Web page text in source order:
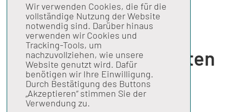
Entwicklung eines
Konzepts zur
zielgruppenorientierten
Aufbereitung und
Darstellung von
Wir verwenden Cookies, die für die
vollständige Nutzung der Website
notwendig sind. Darüber hinaus
verwenden wir Cookies und
Tracking-Tools, um
nachzuvollziehen, wie unsere
Website genutzt wird. Dafür
benötigen wir Ihre Einwilligung.
Durch Bestätigung des Buttons
„Akzeptieren“ stimmen Sie der
Verwendung zu.